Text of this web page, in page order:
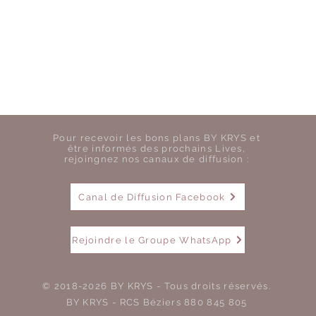
Pour recevoir les bons plans BY KRYS et
être informés des prochains Lives,
rejoingnez nos canaux de diffusion :
Canal de Diffusion Facebook
Rejoindre le Groupe WhatsApp
© 2018-2026 BY KRYS - Tous droits réservés.
BY KRYS - RCS Béziers 880 845 805